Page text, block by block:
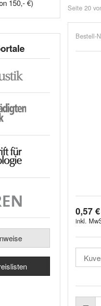
Seite 20
Bestell-
0,57 €
inkl.
150,- €)